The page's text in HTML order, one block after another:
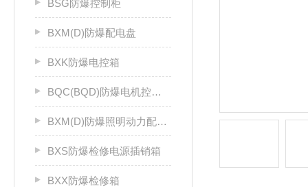
BSG防爆控制柜
BXM(D)防爆配电盘
BXK防爆电控箱
BQC(BQD)防爆电机控制器
BXM(D)防爆照明动力配电箱
BXS防爆检修电源插销箱
BXX防爆检修箱